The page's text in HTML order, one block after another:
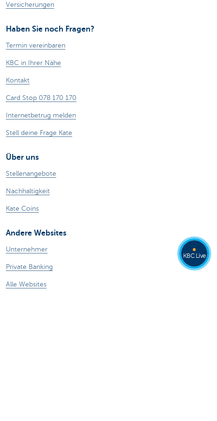
Versicherungen
Haben Sie noch Fragen?
Termin vereinbaren
KBC in Ihrer Nähe
Kontakt
Card Stop 078 170 170
Internetbetrug melden
Stell deine Frage Kate
Über uns
Stellenangebote
Nachhaltigkeit
Kate Coins
Andere Websites
Unternehmer
Private Banking
Alle Websites
KBC Live